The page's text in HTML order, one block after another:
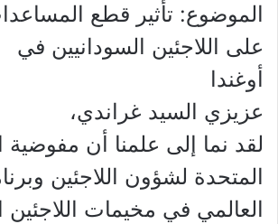
الموضوع: تأثير قطع
على اللاجئين السودانيين في
أوغندا
عزيزي السيد غراندي،
لقد نما إلى علمنا أن مفوضية
المتحدة لشؤون اللاجئين
العالمي في مخيمات اللاجئين